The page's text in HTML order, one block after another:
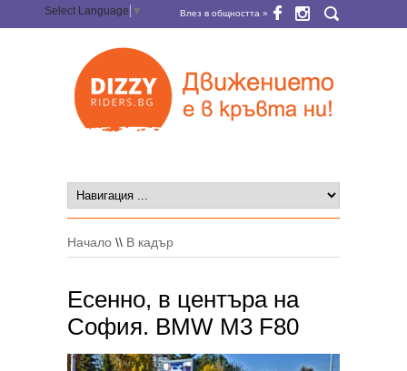
Select Language ▼ Влез в общността »
Начало \\ В кадър
Есенно, в центъра на
София. BMW M3 F80